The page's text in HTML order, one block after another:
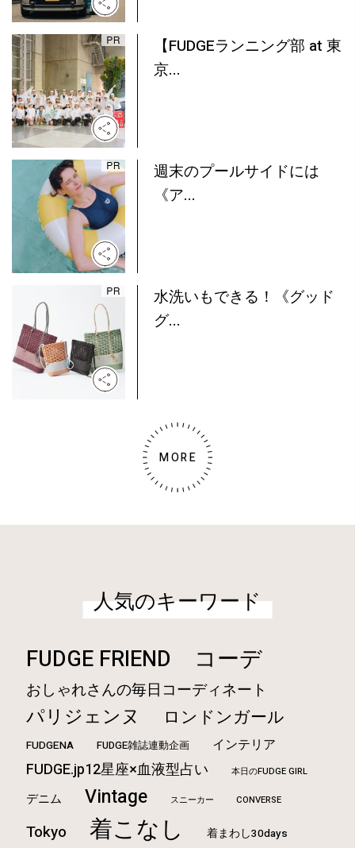
【FUDGEランニング部 at 東
京...
週末のプールサイドには
《ア...
水洗いもできる！《グッド
グ...
MORE
人気のキーワード
FUDGE FRIEND コーデ
おしゃれさんの毎日コーディネート
パリジェンヌ ロンドンガール
FUDGENA FUDGE雑誌連動企画 インテリア
FUDGE.jp12星座×血液型占い 本日のFUDGE GIRL
デニム Vintage スニーカー CONVERSE
Tokyo 着こなし 着まわし30days